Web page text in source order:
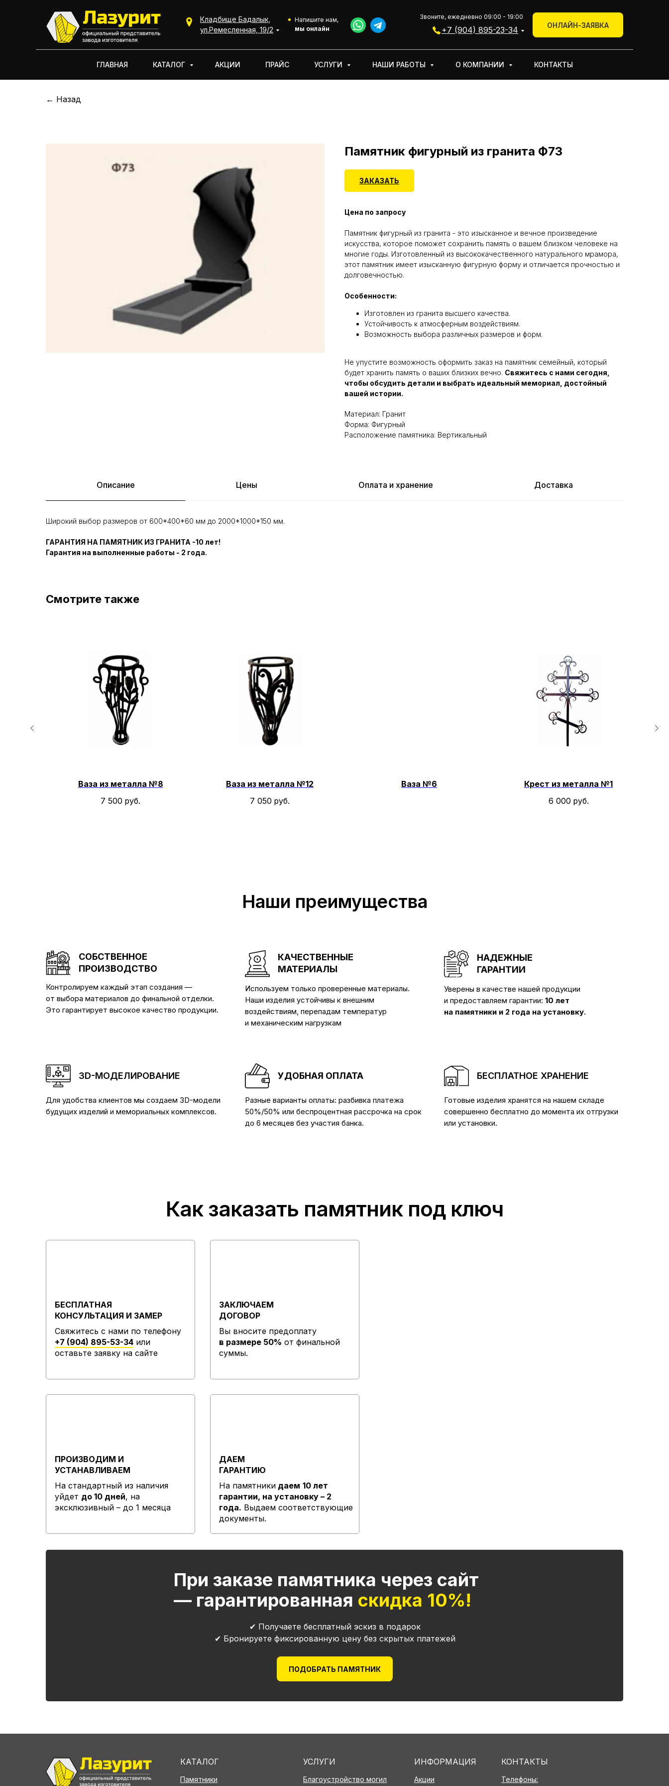
Звоните, ежедневно 09:00 - 19:00
Напишите нам,
мы онлайн
Кладбище Бадалык,
ул.Ремесленная, 19/2
ОНЛАЙН-ЗАЯВКА
+7 (904) 895-23-34
+7 (904) 895-23-34
КОНТАКТЫ
О КОМПАНИИ
НАШИ РАБОТЫ
АКЦИИ УСЛУГИ
Онлайн-заявка
КАТАЛОГ
ГЛАВНАЯ КАТАЛОГ АКЦИИ ПРАЙС УСЛУГИ НАШИ РАБОТЫ О КОМПАНИИ КОНТАКТЫ
← Назад
Памятник фигурный из гранита Ф73
ЗАКАЗАТЬ
Цена по запросу
Памятник фигурный из гранита - это изысканное и вечное произведение
искусства, которое поможет сохранить память о вашем близком человеке на
многие годы. Изготовленный из высококачественного натурального мрамора,
этот памятник имеет изысканную фигурную форму и отличается прочностью и
долговечностью.
Особенности:
Изготовлен из гранита высшего качества.
Устойчивость к атмосферным воздействиям.
Возможность выбора различных размеров и форм.
Не упустите возможность оформить заказ на памятник семейный, который
будет хранить память о ваших близких вечно. Свяжитесь с нами сегодня,
чтобы обсудить детали и выбрать идеальный мемориал, достойный
вашей истории.
Материал: Гранит
Форма: Фигурный
Расположение памятника: Вертикальный
Описание Цены Оплата и хранение Доставка
Широкий выбор размеров от 600*400*60 мм до 2000*1000*150 мм.
ГАРАНТИЯ НА ПАМЯТНИК ИЗ ГРАНИТА -10 лет!
Гарантия на выполненные работы - 2 года.
Смотрите также
Ваза из металла №8
7 500 руб.
Ваза из металла №12
7 050 руб.
Ваза №6
Крест из металла №1
6 000 руб.
Наши преимущества
СОБСТВЕННОЕ
ПРОИЗВОДСТВО
Контролируем каждый этап создания —
от выбора материалов до финальной отделки.
Это гарантирует высокое качество продукции.
КАЧЕСТВЕННЫЕ
МАТЕРИАЛЫ
Используем только проверенные материалы.
Наши изделия устойчивы к внешним
воздействиям, перепадам температур
и механическим нагрузкам
НАДЕЖНЫЕ
ГАРАНТИИ
Уверены в качестве нашей продукции
и предоставляем гарантии: 10 лет
на памятники и 2 года на установку.
3D-МОДЕЛИРОВАНИЕ
Для удобства клиентов мы создаем 3D-модели
будущих изделий и мемориальных комплексов.
УДОБНАЯ ОПЛАТА
Разные варианты оплаты: разбивка платежа
50%/50% или беспроцентная рассрочка на срок
до 6 месяцев без участия банка.
БЕСПЛАТНОЕ ХРАНЕНИЕ
Готовые изделия хранятся на нашем складе
совершенно бесплатно до момента их отгрузки
или установки.
Как заказать памятник под ключ
Свяжитесь с нами по телефону
+7 (904) 895-53-34 или
оставьте заявку на сайте
БЕСПЛАТНАЯ
КОНСУЛЬТАЦИЯ И ЗАМЕР
Вы вносите предоплату
в размере 50% от финальной
суммы.
ЗАКЛЮЧАЕМ
ДОГОВОР
На стандартный из наличия
уйдет до 10 дней, на
эксклюзивный – до 1 месяца
ПРОИЗВОДИМ И
УСТАНАВЛИВАЕМ
На памятники даем 10 лет
гарантии, на установку – 2
года. Выдаем соответствующие
документы.
ДАЕМ
ГАРАНТИЮ
✔ Получаете бесплатный эскиз в подарок
✔ Бронируете фиксированную цену без скрытых платежей
При заказе памятника через сайт
— гарантированная скидка 10%!
ПОДОБРАТЬ ПАМЯТНИК
КАТАЛОГ
Памятники
Благоустройство могил
УСЛУГИ ИНФОРМАЦИЯ
Акции
КОНТАКТЫ
Телефоны: